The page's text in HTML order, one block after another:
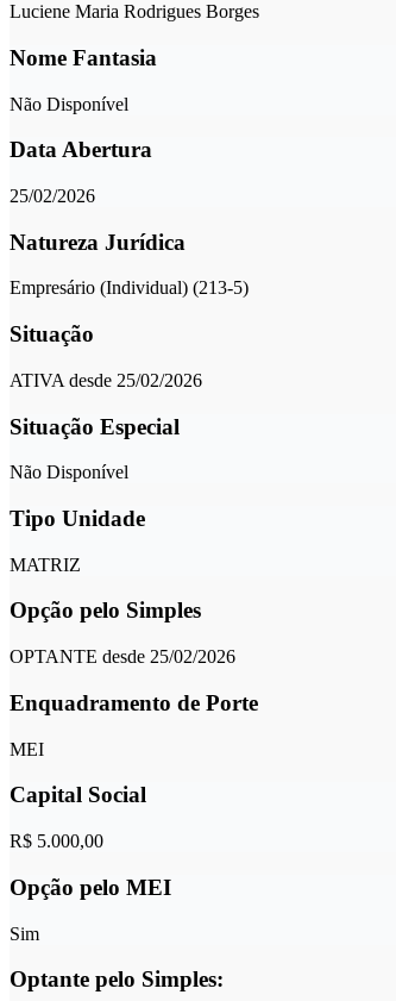
Luciene Maria Rodrigues Borges
Nome Fantasia
Não Disponível
Data Abertura
25/02/2026
Natureza Jurídica
Empresário (Individual) (213-5)
Situação
ATIVA desde 25/02/2026
Situação Especial
Não Disponível
Tipo Unidade
MATRIZ
Opção pelo Simples
OPTANTE desde 25/02/2026
Enquadramento de Porte
MEI
Capital Social
R$ 5.000,00
Opção pelo MEI
Sim
Optante pelo Simples: